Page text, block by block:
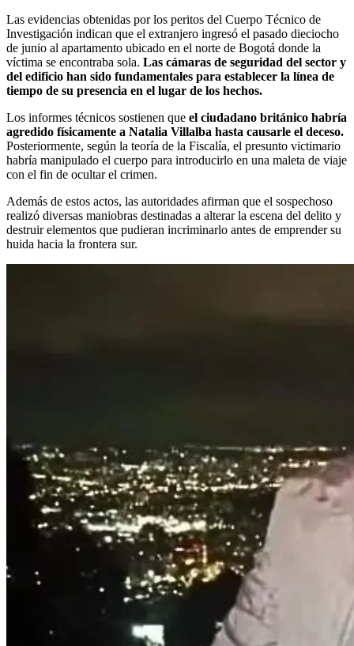
Las evidencias obtenidas por los peritos del Cuerpo Técnico de
Investigación indican que el extranjero ingresó el pasado dieciocho
de junio al apartamento ubicado en el norte de Bogotá donde la
víctima se encontraba sola. Las cámaras de seguridad del sector y
del edificio han sido fundamentales para establecer la línea de
tiempo de su presencia en el lugar de los hechos.
Los informes técnicos sostienen que el ciudadano británico habría
agredido físicamente a Natalia Villalba hasta causarle el deceso.
Posteriormente, según la teoría de la Fiscalía, el presunto victimario
habría manipulado el cuerpo para introducirlo en una maleta de viaje
con el fin de ocultar el crimen.
Además de estos actos, las autoridades afirman que el sospechoso
realizó diversas maniobras destinadas a alterar la escena del delito y
destruir elementos que pudieran incriminarlo antes de emprender su
huida hacia la frontera sur.